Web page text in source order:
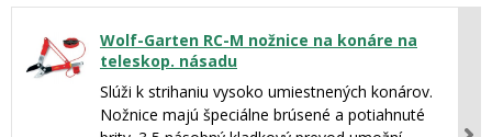
Wolf-Garten RC-M nožnice na konáre na
teleskop. násadu
Slúži k strihaniu vysoko umiestnených konárov.
Nožnice majú špeciálne brúsené a potiahnuté